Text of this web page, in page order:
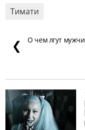
Тимати
❮ О чем лгут